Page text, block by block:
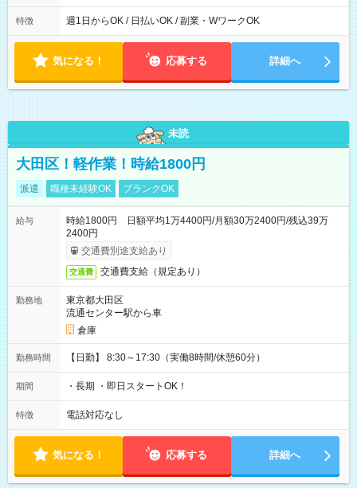
実働時間：1-5時間 └上記の時間帯内であれば、いつでも勤務可
能！ └平日・土曜日の中で、お好きな曜日でご勤務いただけま
18:00 などのように、自由な働き方が可能なお仕事です！
特徴 週1日からOK / 日払いOK / 副業・WワークOK
気になる！ 応募する 詳細へ
未読
大田区！軽作業！時給1800円
派遣 職種未経験OK ブランクOK
給与
時給1800円 日額平均1万4400円/月額30万2400円/残込39万
2400円
交通費別途支給あり
交通費 交通費支給（規定あり）
勤務地
東京都大田区
流通センター駅から車
倉庫
勤務時間 【日勤】 8:30～17:30（実働8時間/休憩60分）
期間 ・長期 ・即日スタートOK！
特徴 電話対応なし
気になる！ 応募する 詳細へ